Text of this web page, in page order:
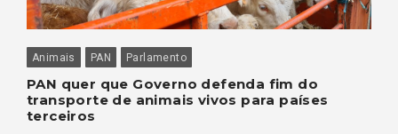
Animais PAN Parlamento
PAN quer que Governo defenda fim do
transporte de animais vivos para países
terceiros